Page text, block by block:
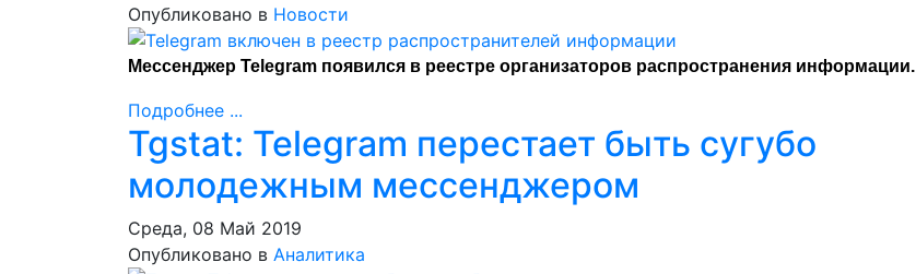
Опубликовано в Новости
Мессенджер Telegram появился в реестре организаторов распространения информации.
Подробнее ...
Tgstat: Telegram перестает быть сугубо
молодежным мессенджером
Среда, 08 Май 2019
Опубликовано в Аналитика